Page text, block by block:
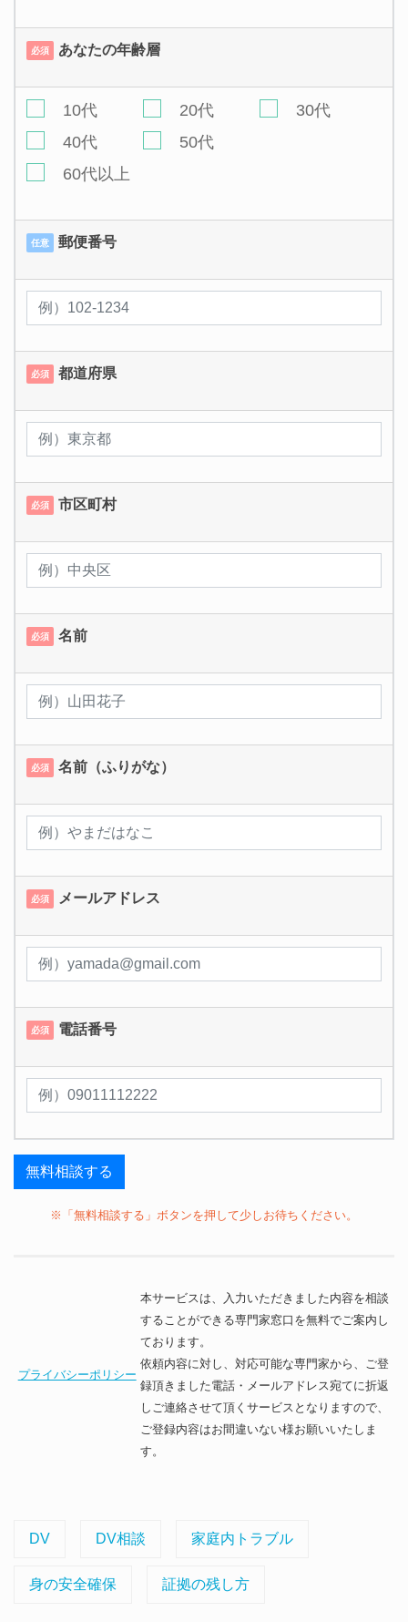
必須 あなたの年齢層
10代 20代
30代
40代
50代
60代以上
任意 郵便番号
必須 都道府県
必須 市区町村
必須 名前
必須 名前（ふりがな）
必須 メールアドレス
必須 電話番号
※「無料相談する」ボタンを押して少しお待ちください。
プライバシーポリシー
本サービスは、入力いただきました内容を相談
することができる専門家窓口を無料でご案内し
ております。
依頼内容に対し、対応可能な専門家から、ご登
録頂きました電話・メールアドレス宛てに折返
しご連絡させて頂くサービスとなりますので、
ご登録内容はお間違いない様お願いいたしま
す。
DV DV相談 家庭内トラブル
身の安全確保 証拠の残し方